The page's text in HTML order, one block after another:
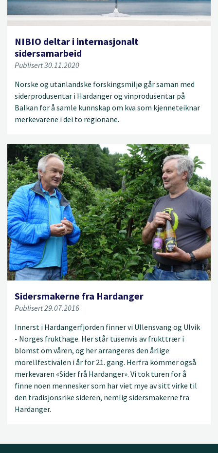
NIBIO deltar i internasjonalt
sidersamarbeid
Publisert 30.11.2020
Norske og utanlandske forskingsmiljø går saman med
siderprodusentar i Hardanger og vinprodusentar på
Balkan for å samle kunnskap om kva som kjenneteiknar
merkevarene i dei to regionane.
Sidersmakerne fra Hardanger
Publisert 29.07.2016
Innerst i Hardangerfjorden finner vi Ullensvang og Ulvik
- Norges frukthage. Her står tusenvis av frukttrær i
blomst om våren, og her arrangeres den årlige
morellfestivalen i år for 21. gang. Herfra kommer også
merkevaren «Sider frå Hardanger». Vi tok turen for å
finne noen mennesker som har viet mye av sitt virke til
den tradisjonsrike sideren, nemlig sidersmakerne fra
Hardanger.